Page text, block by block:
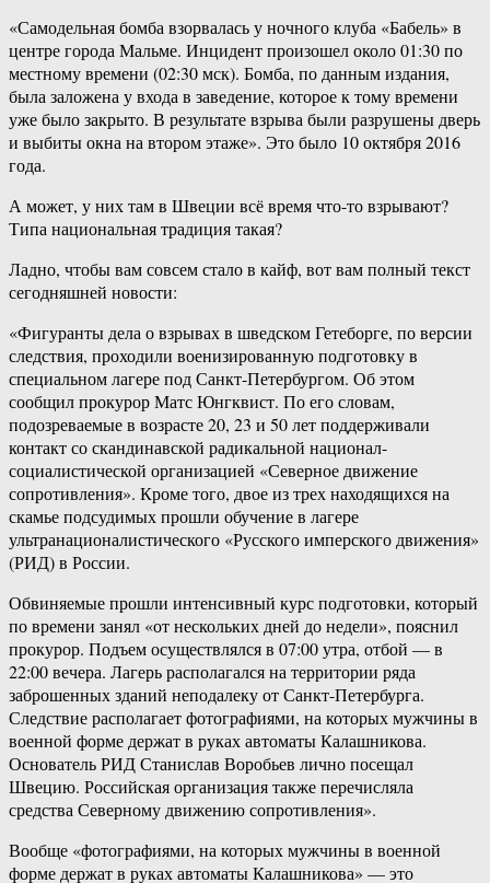
«Самодельная бомба взорвалась у ночного клуба «Бабель» в
центре города Мальме. Инцидент произошел около 01:30 по
местному времени (02:30 мск). Бомба, по данным издания,
была заложена у входа в заведение, которое к тому времени
уже было закрыто. В результате взрыва были разрушены дверь
и выбиты окна на втором этаже». Это было 10 октября 2016
года.
А может, у них там в Швеции всё время что-то взрывают?
Типа национальная традиция такая?
Ладно, чтобы вам совсем стало в кайф, вот вам полный текст
сегодняшней новости:
«Фигуранты дела о взрывах в шведском Гетеборге, по версии
следствия, проходили военизированную подготовку в
специальном лагере под Санкт-Петербургом. Об этом
сообщил прокурор Матс Юнгквист. По его словам,
подозреваемые в возрасте 20, 23 и 50 лет поддерживали
контакт со скандинавской радикальной национал-
социалистической организацией «Северное движение
сопротивления». Кроме того, двое из трех находящихся на
скамье подсудимых прошли обучение в лагере
ультранационалистического «Русского имперского движения»
(РИД) в России.
Обвиняемые прошли интенсивный курс подготовки, который
по времени занял «от нескольких дней до недели», пояснил
прокурор. Подъем осуществлялся в 07:00 утра, отбой — в
22:00 вечера. Лагерь располагался на территории ряда
заброшенных зданий неподалеку от Санкт-Петербурга.
Следствие располагает фотографиями, на которых мужчины в
военной форме держат в руках автоматы Калашникова.
Основатель РИД Станислав Воробьев лично посещал
Швецию. Российская организация также перечисляла
средства Северному движению сопротивления».
Вообще «фотографиями, на которых мужчины в военной
форме держат в руках автоматы Калашникова» — это